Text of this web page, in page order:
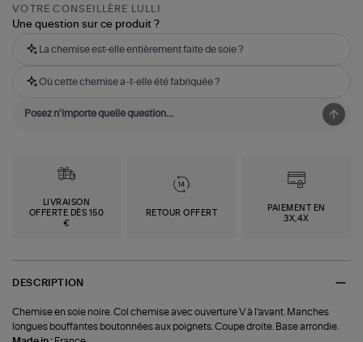
VOTRE CONSEILLÈRE LULLI
Une question sur ce produit ?
La chemise est-elle entièrement faite de soie ?
Où cette chemise a-t-elle été fabriquée ?
LIVRAISON
OFFERTE DÈS 150
€
RETOUR OFFERT
PAIEMENT EN
3X,4X
DESCRIPTION
Chemise en soie noire. Col chemise avec ouverture V à l'avant. Manches
longues bouffantes boutonnées aux poignets. Coupe droite. Base arrondie.